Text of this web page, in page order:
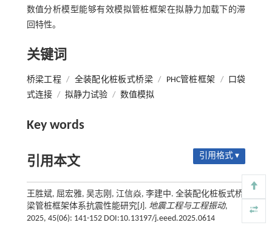
数值分析模型能够有效模拟管桩框架在拟静力加载下的滞
回特性。
关键词
桥梁工程 / 全装配化桩板式桥梁 / PHC管桩框架 /
口袋
式连接 / 拟静力试验 / 数值模拟
Key words
引用本文 引用格式 ▾
王胜斌, 屈宏雅, 吴志刚, 江信焱, 李建中. 全装配化桩板式桥
梁管桩框架体系抗震性能研究[J]. 地震工程与工程振动,
2025, 45(06): 141-152 DOI:10.13197/j.eeed.2025.0614